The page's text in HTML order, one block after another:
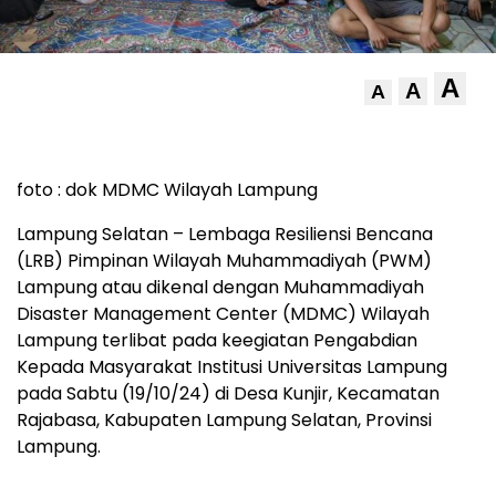
A A A
foto : dok MDMC Wilayah Lampung
Lampung Selatan – Lembaga Resiliensi Bencana
(LRB) Pimpinan Wilayah Muhammadiyah (PWM)
Lampung atau dikenal dengan Muhammadiyah
Disaster Management Center (MDMC) Wilayah
Lampung terlibat pada keegiatan Pengabdian
Kepada Masyarakat Institusi Universitas Lampung
pada Sabtu (19/10/24) di Desa Kunjir, Kecamatan
Rajabasa, Kabupaten Lampung Selatan, Provinsi
Lampung.